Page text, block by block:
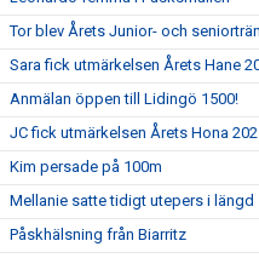
Tor blev Årets Junior- och
Sara fick utmärkelsen Årets Hane
Anmälan öppen till Lidingö 1500!
JC fick utmärkelsen Årets Hona
Kim persade på 100m
Mellanie satte tidigt utepers i längd
Påskhälsning från Biarritz